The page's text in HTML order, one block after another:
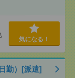
気になる！
勤）[派遣]